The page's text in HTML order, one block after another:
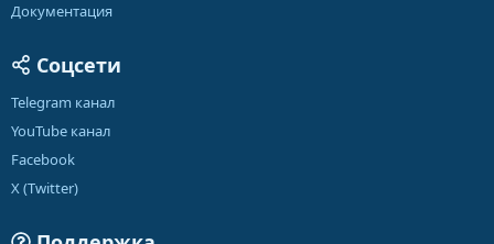
Документация
Соцсети
Telegram канал
YouTube канал
Facebook
X (Twitter)